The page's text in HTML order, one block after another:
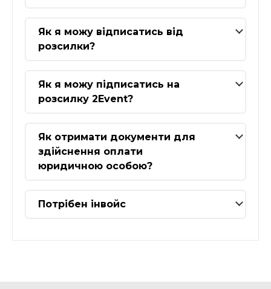
Як я можу відписатись від
розсилки?
Як я можу підписатись на
розсилку 2Event?
Як отримати документи для
здійснення оплати
юридичною особою?
Потрібен інвойс